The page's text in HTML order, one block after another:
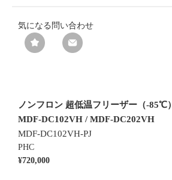
気になる 問い合わせ
ノンフロン 超低温フリーザー（-85℃）
MDF-DC102VH / MDF-DC202VH
MDF-DC102VH-PJ
PHC
¥720,000